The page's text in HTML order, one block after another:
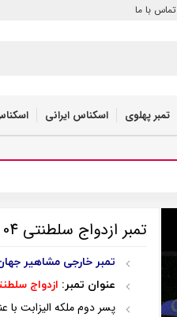
تماس با ما
تمبر پهلوی اسکناس ایرانی
تمبر ازدواج سلطنتی 04
تمبر خارجی مشاهیر
عنوان تمبر: ازدواج
پسر دوم ملکه الیزابت با